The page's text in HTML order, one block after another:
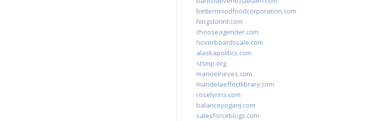
bettermoodfoodcorporation.com
hingstonnt.com
chooseagender.com
hoverboardssale.com
alaskapolitics.com
stsmp.org
manoelneves.com
mandelaeffectlibrary.com
roselynns.com
balanceyoganj.com
salesforceblogs.com